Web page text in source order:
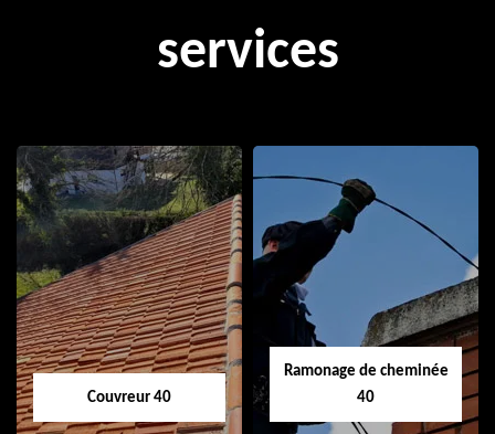
services
Couvreur 40
Ramonage de cheminée
40